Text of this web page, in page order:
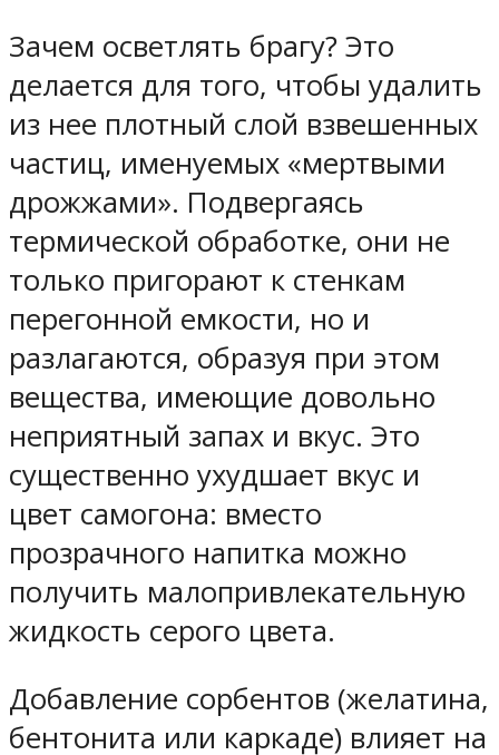
Зачем осветлять брагу? Это
делается для того, чтобы удалить
из нее плотный слой взвешенных
частиц, именуемых «мертвыми
дрожжами». Подвергаясь
термической обработке, они не
только пригорают к стенкам
перегонной емкости, но и
разлагаются, образуя при этом
вещества, имеющие довольно
неприятный запах и вкус. Это
существенно ухудшает вкус и
цвет самогона: вместо
прозрачного напитка можно
получить малопривлекательную
жидкость серого цвета.
Добавление сорбентов (желатина,
бентонита или каркаде) влияет на